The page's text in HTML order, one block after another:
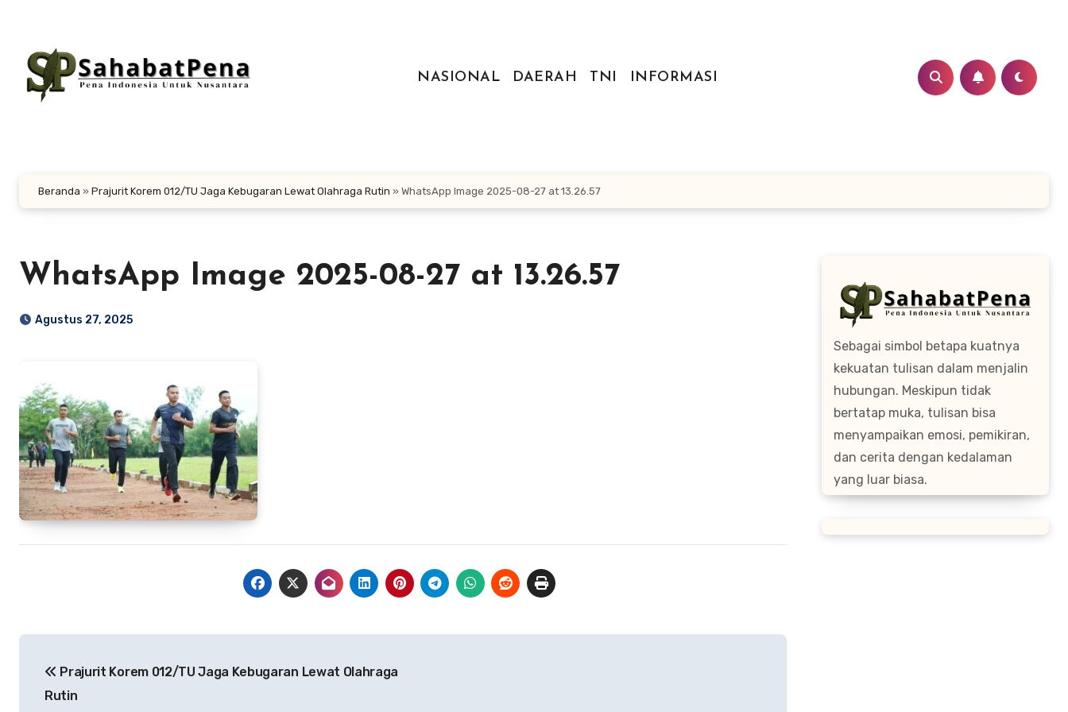
konten
NASIONAL
DAERAH TNI INFORMASI
Beranda » Prajurit Korem 012/TU Jaga Kebugaran Lewat Olahraga Rutin » WhatsApp Image 2025-08-27 at 13.26.57
WhatsApp Image 2025-08-27 at 13.26.57
Agustus 27, 2025
pos Prajurit Korem 012/TU Jaga Kebugaran Lewat Olahraga
Rutin
Sebagai simbol betapa kuatnya
kekuatan tulisan dalam menjalin
hubungan. Meskipun tidak
bertatap muka, tulisan bisa
menyampaikan emosi, pemikiran,
dan cerita dengan kedalaman
yang luar biasa.